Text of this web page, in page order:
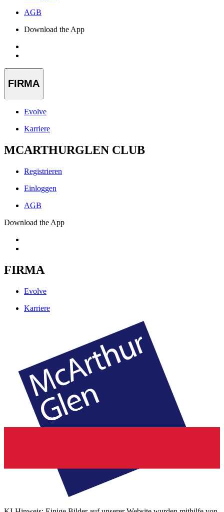
AGB
Download the App
FIRMA
Evolve
Karriere
MCARTHURGLEN CLUB
Registrieren
Einloggen
AGB
Download the App
FIRMA
Evolve
Karriere